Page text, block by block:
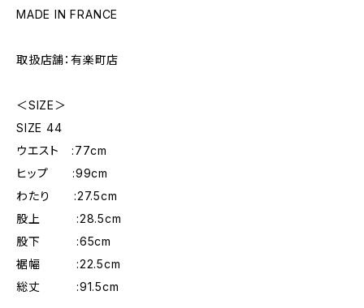
MADE IN FRANCE
取扱店舗：有楽町店
＜SIZE＞
SIZE 44
ウエスト :77cm
ヒップ :99cm
わたり :27.5cm
股上 :28.5cm
股下 :65cm
裾幅 :22.5cm
総丈 :91.5cm